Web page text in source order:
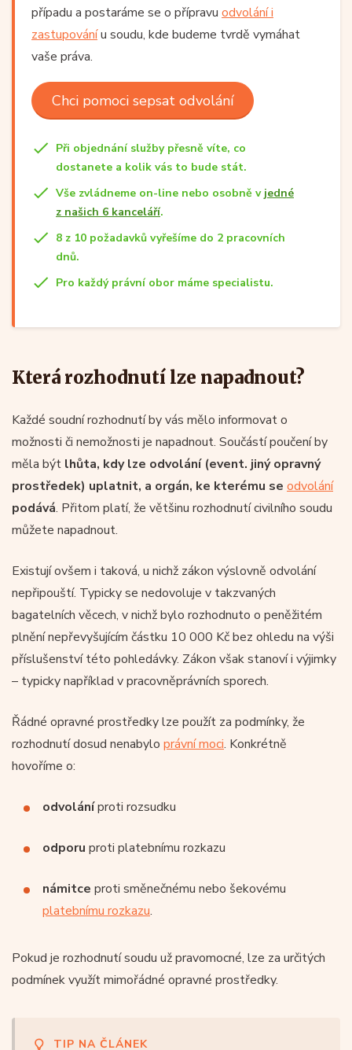
případu a postaráme se o přípravu odvolání i
zastupováníu soudu, kde budeme tvrdě vymáhat
vaše práva.
Chci pomoci sepsat odvolání
Při objednání služby přesně víte, co
dostanete a kolik vás to bude stát.
Vše zvládneme on-line nebo osobně v jedné
z našich 6 kanceláří.
8 z 10 požadavků vyřešíme do 2 pracovních
dnů.
Pro každý právní obor máme specialistu.
Která rozhodnutí lze napadnout?
Každé soudní rozhodnutí by vás mělo informovat o
možnosti či nemožnosti je napadnout. Součástí poučení by
měla být lhůta, kdy lze odvolání (event. jiný opravný
prostředek) uplatnit, a orgán, ke kterému se odvolání
podává. Přitom platí, že většinu rozhodnutí civilního soudu
můžete napadnout.
Existují ovšem i taková, u nichž zákon výslovně odvolání
nepřipouští. Typicky se nedovoluje v takzvaných
bagatelních věcech, v nichž bylo rozhodnuto o peněžitém
plnění nepřevyšujícím částku 10 000 Kč bez ohledu na výši
příslušenství této pohledávky. Zákon však stanoví i výjimky
– typicky například v pracovněprávních sporech.
Řádné opravné prostředky lze použít za podmínky, že
rozhodnutí dosud nenabylo právní moci. Konkrétně
hovoříme o:
odvoláníproti rozsudku
odporu proti platebnímu rozkazu
námitce proti směnečnému nebo šekovému
platebnímu rozkazu.
Pokud je rozhodnutí soudu už pravomocné, lze za určitých
podmínek využít mimořádné opravné prostředky.
TIP NA ČLÁNEK